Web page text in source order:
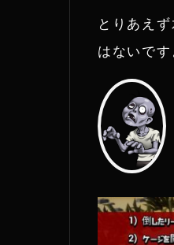
とりあえ
はないです